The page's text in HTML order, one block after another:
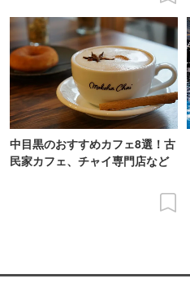
中目黒のおすすめカフェ8選！古
民家カフェ、チャイ専門店など